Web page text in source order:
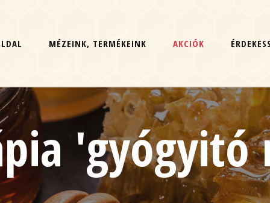
MÉZEINK, TERMÉKEINK AKCIÓK
'gyógyitó